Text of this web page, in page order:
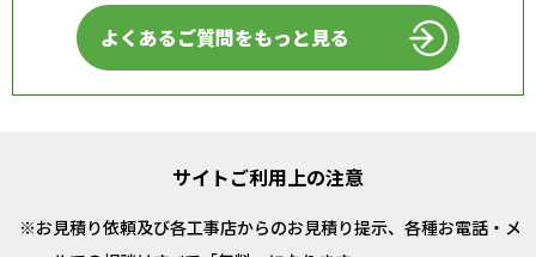
よくあるご質問をもっと見る
サイトご利用上の注意
お見積り依頼及び各工事店からのお見積り提示、各種お電話・メ